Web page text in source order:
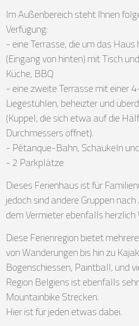
Im Außenbereich steht Ihnen
Verfügung:
- eine Terrasse, die um das
(Eingang von hinten) mit Tisch
Küche, BBQ
- eine zweite Terrasse mit einer
Liegestühlen, beheizter und
(Kuppel, die sich etwa auf die
Durchmessers öffnet).
- Pétanque-Bahn, Schaukeln
- 2 Parkplätze
Dieses Ferienhaus ist für
jedoch sind andere Gruppen
dem Vermieter ebenfalls herzlich
Diese Ferienregion bietet
von Wanderungen bis hin zu
Bogenschiessen, Paintball, und
Region Belgiens ist ebenfalls
Mountainbike Strecken.
Hier ist für jeden etwas dabei.